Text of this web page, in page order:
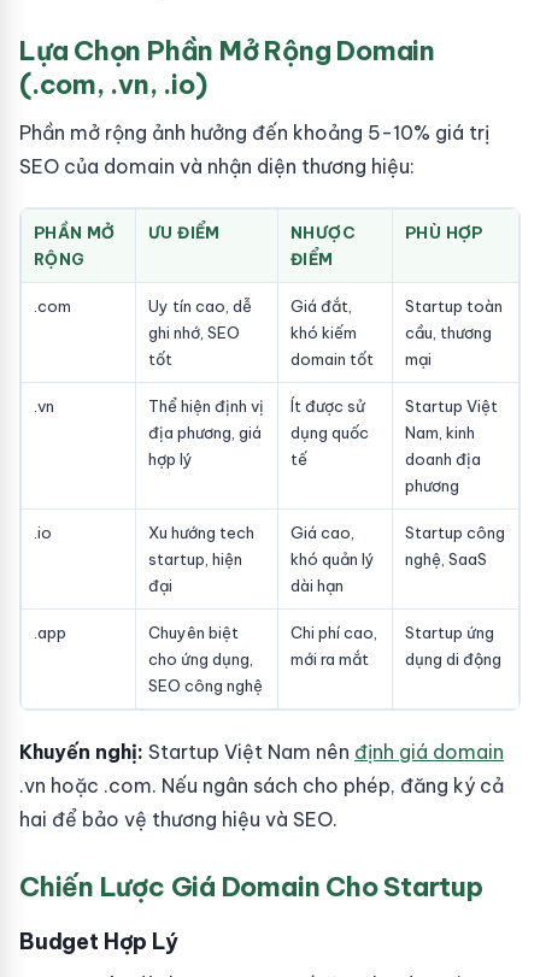
Lựa Chọn Phần Mở Rộng Domain
(.com, .vn, .io)
Phần mở rộng ảnh hưởng đến khoảng 5-10% giá trị
SEO của domain và nhận diện thương hiệu:
PHẦN MỞ
RỘNG
ƯU ĐIỂM
NHƯỢC
ĐIỂM
PHÙ HỢP
.com
Uy tín cao, dễ
ghi nhớ, SEO
tốt
Giá đắt,
khó kiếm
domain tốt
Startup toàn
cầu, thương
mại
.vn
Thể hiện định vị
địa phương, giá
hợp lý
Ít được sử
dụng quốc
tế
Startup Việt
Nam, kinh
doanh địa
phương
.io
Xu hướng tech
startup, hiện
đại
Giá cao,
khó quản lý
dài hạn
Startup công
nghệ, SaaS
.app
Chuyên biệt
cho ứng dụng,
SEO công nghệ
Chi phí cao,
mới ra mắt
Startup ứng
dụng di động
Khuyến nghị: Startup Việt Nam nên định giá domain
.vn hoặc .com. Nếu ngân sách cho phép, đăng ký cả
hai để bảo vệ thương hiệu và SEO.
Chiến Lược Giá Domain Cho Startup
Budget Hợp Lý